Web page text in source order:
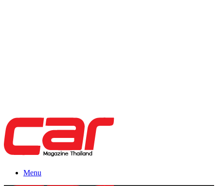
Menu